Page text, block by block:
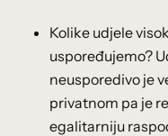
Kolike udjele
uspoređujemo?
neusporedivo je
privatnom pa je
egalitarniju